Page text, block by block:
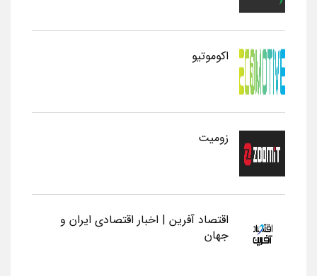
اکوموتیو
زومیت
اقتصاد آفرین | اخبار اقتصادی ایران و
جهان